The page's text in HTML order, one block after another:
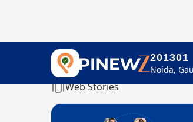
201301
Home
Web Stories